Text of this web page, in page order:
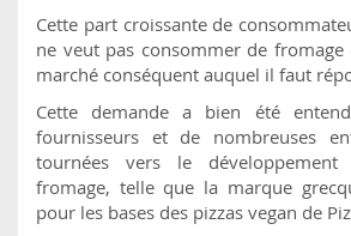
Cette part croissante de
ne veut pas consommer de
marché conséquent auquel il faut
Cette demande a bien été
fournisseurs et de nombreuses
tournées vers le développement
fromage, telle que la marque
pour les bases des pizzas vegan de